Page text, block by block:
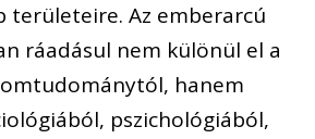
területeire. Az emberarcú
ráadásul nem különül el a
hanem
pszichológiából,